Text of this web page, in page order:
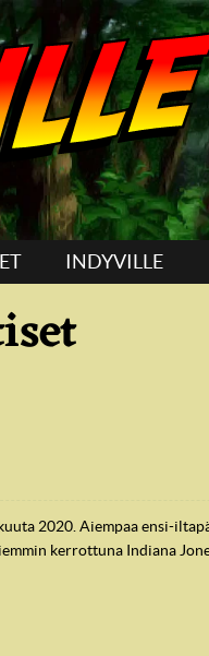
INDYVILLE
2020. Aiempaa ensi-
kerrottuna Indiana